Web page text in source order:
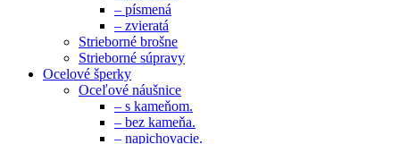
– písmená
– zvieratá
Strieborné brošne
Strieborné súpravy
Ocelové šperky
Oceľové náušnice
– s kameňom.
– bez kameňa.
– napichovacie.